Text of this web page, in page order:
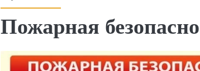
Пожарная